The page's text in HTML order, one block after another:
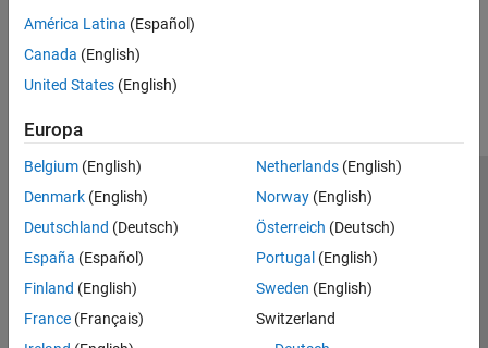
América Latina (Español)
Canada (English)
United States (English)
Europa
Belgium (English)
Denmark (English)
Deutschland (Deutsch)
España (Español)
Finland (English)
France (Français)
Netherlands(English)
Norway(English)
Österreich (Deutsch)
Portugal (English)
Sweden (English)
Switzerland
Centro di fiducia
Informativa sulla privacy
Antipirateria
Stato dell'applicazione
Contatti
© 1994-2026 The MathWorks, Inc.